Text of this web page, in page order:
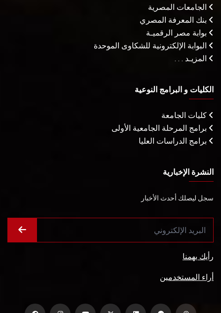
الجامعات المصرية
بنك المعرفة المصري
بوابة مصر الرقميـة
البوابة الإلكترونية للشكاوى الموحدة
المزيـد . . .
الكليات و البرامج النوعية
كليات الجامعة
برامج المرحلة الجامعية الأولى
برامج الدراسات العليا
النشرة الإخبارية
سجل ليصلك أحدث الأخبار
رأيك يهمنا
أراء المستخدمين